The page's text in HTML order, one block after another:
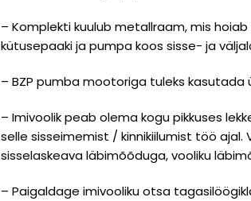
– Komplekti kuulub metallraam, mis
kütusepaaki ja pumpa koos sisse- ja
– BZP pumba mootoriga tuleks kasutada
– Imivoolik peab olema kogu pikkuses
selle sisseimemist / kinnikiilumist töö
sisselaskeava läbimõõduga, vooliku
– Paigaldage imivooliku otsa